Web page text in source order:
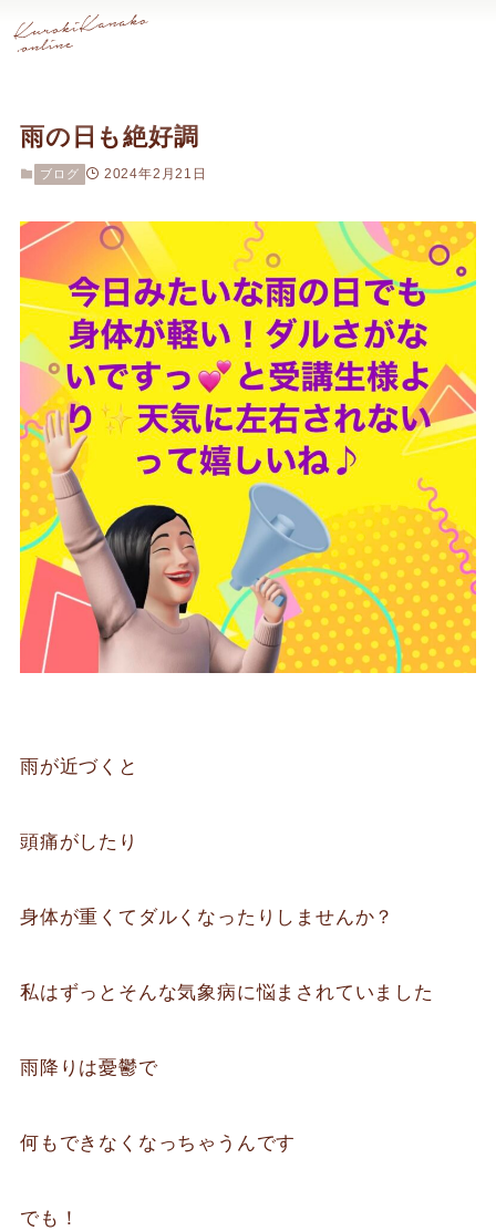
雨の日も絶好調
ブログ 2024年2月21日
雨が近づくと
頭痛がしたり
身体が重くてダルくなったりしませんか？
私はずっとそんな気象病に悩まされていました
雨降りは憂鬱で
何もできなくなっちゃうんです
でも！